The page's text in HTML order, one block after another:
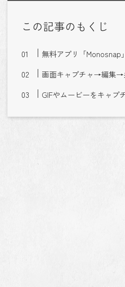
この記事のもくじ
無料アプリ「Monosnap」
画面キャプチャ→編集→
GIFやムービーをキャプ